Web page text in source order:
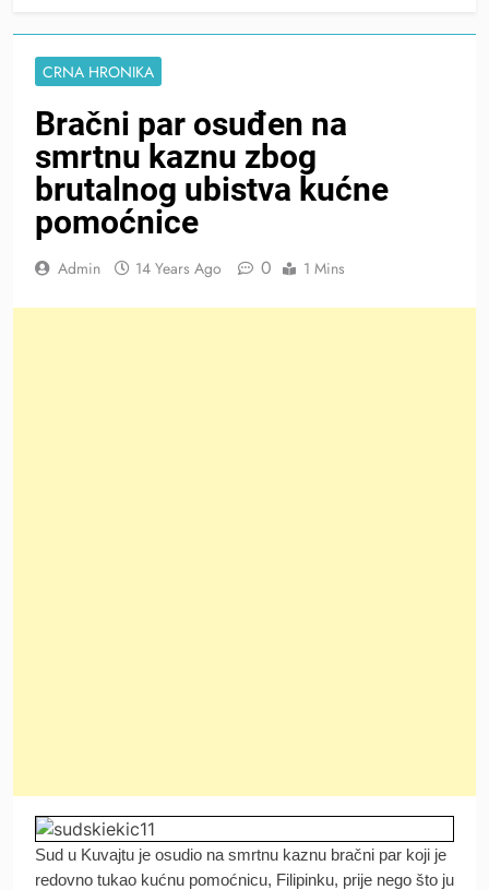
CRNA HRONIKA
Bračni par osuđen na
smrtnu kaznu zbog
brutalnog ubistva kućne
pomoćnice
Admin 14 Years Ago 0 1 Mins
Sud u Kuvajtu je osudio na smrtnu kaznu bračni par koji je
redovno tukao kućnu pomoćnicu, Filipinku, prije nego što ju